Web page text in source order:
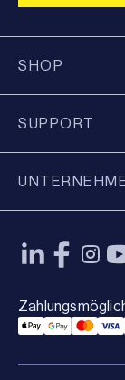
SHOP
SUPPORT
Applepay
Googlepay